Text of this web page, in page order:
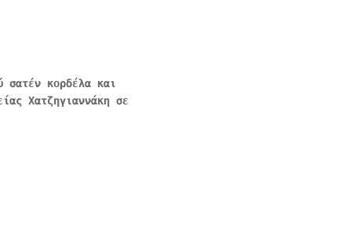
σατέν κορδέλα και
Χατζηγιαννάκη σε